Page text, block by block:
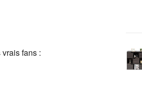
fans :